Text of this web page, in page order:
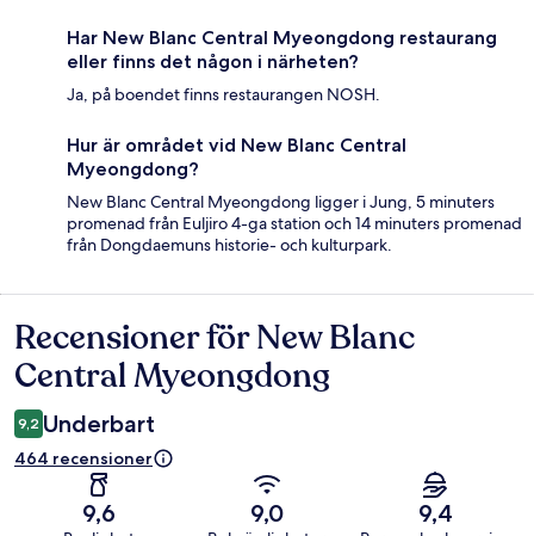
Har New Blanc Central Myeongdong restaurang
eller finns det någon i närheten?
Ja, på boendet finns restaurangen NOSH.
Hur är området vid New Blanc Central
Myeongdong?
New Blanc Central Myeongdong ligger i Jung, 5 minuters
promenad från Euljiro 4-ga station och 14 minuters promenad
från Dongdaemuns historie- och kulturpark.
Recensioner
Recensioner för New Blanc
Central Myeongdong
9,2 Underbart
464 recensioner
9,6 9,0 9,4